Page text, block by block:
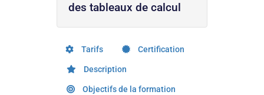
des tableaux de calcul
Tarifs Certification
Description
Objectifs de la formation